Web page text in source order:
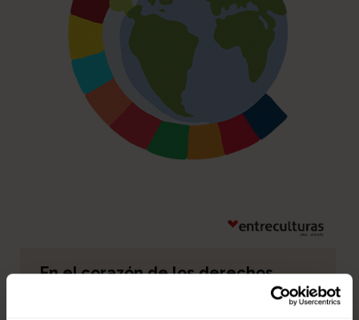
En el corazón de los derechos